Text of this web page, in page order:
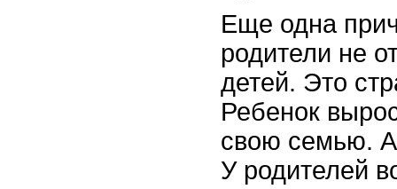
Еще одна
родители не
детей. Это
Ребенок
свою семью.
У родителей